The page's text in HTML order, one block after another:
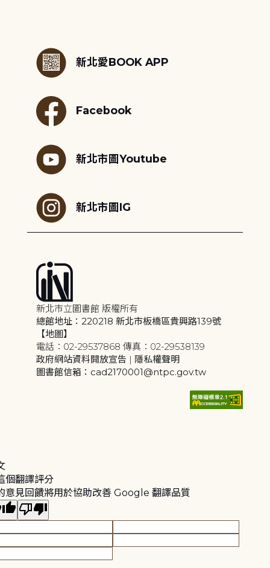
新北愛BOOK APP
Facebook
新北市圖Youtube
新北市圖IG
新北市立圖書館 版權所有
總館地址：220218 新北市板橋區貴興路139號
【地圖】
電話：02-29537868 傳真：02-29538139
政府網站資料開放宣告 | 隱私權聲明
圖書館信箱：cad2170001@ntpc.gov.tw
個翻譯評分
意見回饋將用於協助改善 Google 翻譯品質